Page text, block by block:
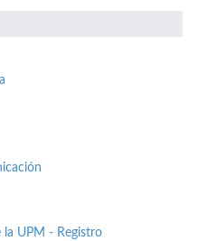
la UPM - Registro